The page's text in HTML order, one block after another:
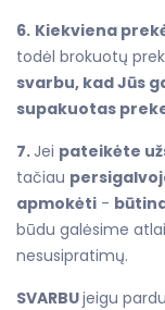
6. Kiekviena
todėl brokuotų
svarbu, kad Jūs
supakuotas
7. Jei pateikėte
tačiau
apmokėti -
būdu galėsime
nesusipratimų.
SVARBUjeigu